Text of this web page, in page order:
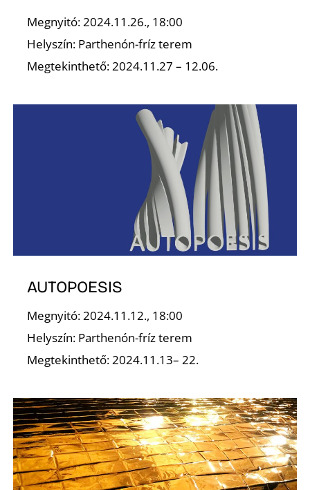
Megnyitó: 2024.11.26., 18:00
Helyszín: Parthenón-fríz terem
Megtekinthető: 2024.11.27 – 12.06.
AUTOPOESIS
Megnyitó: 2024.11.12., 18:00
Helyszín: Parthenón-fríz terem
Megtekinthető: 2024.11.13– 22.